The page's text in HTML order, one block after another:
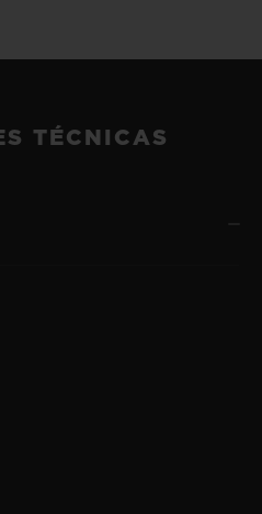
TÉCNICAS